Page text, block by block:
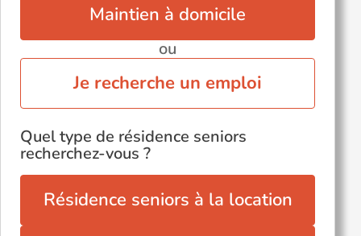
Maintien à domicile
ou
Je recherche un emploi
Quel type de résidence seniors
recherchez-vous ?
Résidence seniors à la location